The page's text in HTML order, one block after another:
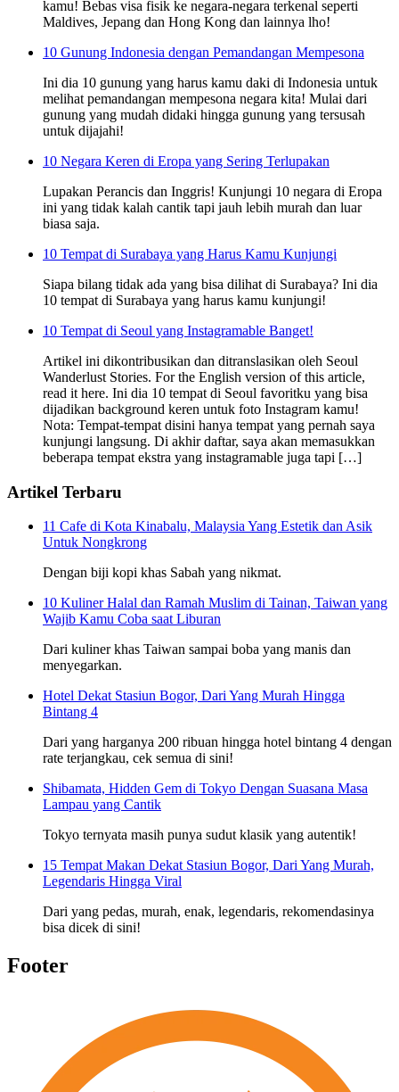
kamu! Bebas visa fisik ke negara-negara terkenal seperti
Maldives, Jepang dan Hong Kong dan lainnya lho!
10 Gunung Indonesia dengan Pemandangan Mempesona
Ini dia 10 gunung yang harus kamu daki di Indonesia untuk
melihat pemandangan mempesona negara kita! Mulai dari
gunung yang mudah didaki hingga gunung yang tersusah
untuk dijajahi!
10 Negara Keren di Eropa yang Sering Terlupakan
Lupakan Perancis dan Inggris! Kunjungi 10 negara di Eropa
ini yang tidak kalah cantik tapi jauh lebih murah dan luar
biasa saja.
10 Tempat di Surabaya yang Harus Kamu Kunjungi
Siapa bilang tidak ada yang bisa dilihat di Surabaya? Ini dia
10 tempat di Surabaya yang harus kamu kunjungi!
10 Tempat di Seoul yang Instagramable Banget!
Artikel ini dikontribusikan dan ditranslasikan oleh Seoul
Wanderlust Stories. For the English version of this article,
read it here. Ini dia 10 tempat di Seoul favoritku yang bisa
dijadikan background keren untuk foto Instagram kamu!
Nota: Tempat-tempat disini hanya tempat yang pernah saya
kunjungi langsung. Di akhir daftar, saya akan memasukkan
beberapa tempat ekstra yang instagramable juga tapi […]
Artikel Terbaru
11 Cafe di Kota Kinabalu, Malaysia Yang Estetik dan Asik
Untuk Nongkrong
Dengan biji kopi khas Sabah yang nikmat.
10 Kuliner Halal dan Ramah Muslim di Tainan, Taiwan yang
Wajib Kamu Coba saat Liburan
Dari kuliner khas Taiwan sampai boba yang manis dan
menyegarkan.
Hotel Dekat Stasiun Bogor, Dari Yang Murah Hingga
Bintang 4
Dari yang harganya 200 ribuan hingga hotel bintang 4 dengan
rate terjangkau, cek semua di sini!
Shibamata, Hidden Gem di Tokyo Dengan Suasana Masa
Lampau yang Cantik
Tokyo ternyata masih punya sudut klasik yang autentik!
15 Tempat Makan Dekat Stasiun Bogor, Dari Yang Murah,
Legendaris Hingga Viral
Dari yang pedas, murah, enak, legendaris, rekomendasinya
bisa dicek di sini!
Footer